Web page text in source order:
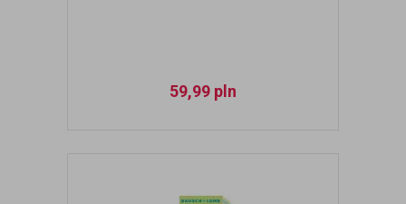
59,99 pln